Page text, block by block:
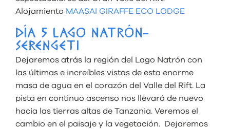
Alojamiento MAASAI GIRAFFE ECO LODGE
DÍA 5 LAGO NATRÓN-
SERENGETI
Dejaremos atrás la región del Lago Natrón con
las últimas e increíbles vistas de esta enorme
masa de agua en el corazón del Valle del Rift. La
pista en continuo ascenso nos llevará de nuevo
hacia las tierras altas de Tanzania. Veremos el
cambio en el paisaje y la vegetación. Dejaremos